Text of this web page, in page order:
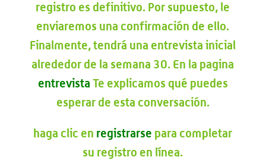
registro es definitivo. Por supuesto, le
enviaremos una confirmación de ello.
Finalmente, tendrá una entrevista inicial
alrededor de la semana 30. En la pagina
entrevista Te explicamos qué puedes
esperar de esta conversación.
haga clic en registrarse para completar
su registro en línea.